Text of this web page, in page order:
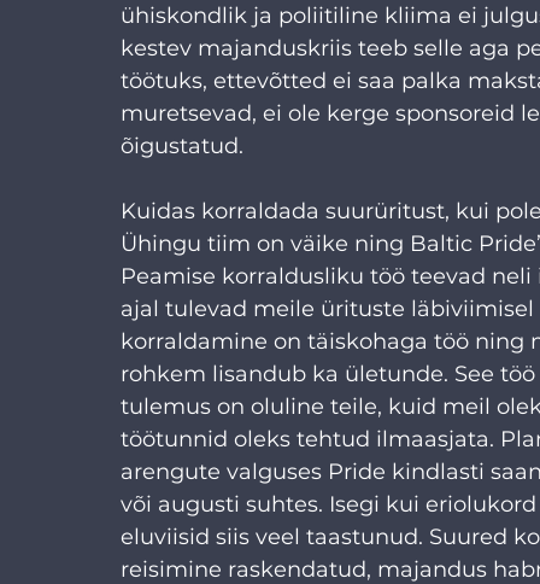
ühiskondlik ja poliitiline kliima ei
kestev majanduskriis teeb selle aga
töötuks, ettevõtted ei saa palka
muretsevad, ei ole kerge sponsoreid
õigustatud.
Kuidas korraldada suurüritust, kui
Ühingu tiim on väike ning Baltic
Peamise korraldusliku töö teevad
ajal tulevad meile ürituste
korraldamine on täiskohaga töö ning
rohkem lisandub ka ületunde. See
tulemus on oluline teile, kuid meil
töötunnid oleks tehtud ilmaasjata.
arengute valguses Pride kindlasti
või augusti suhtes. Isegi kui
eluviisid siis veel taastunud. Suured
reisimine raskendatud, majandus